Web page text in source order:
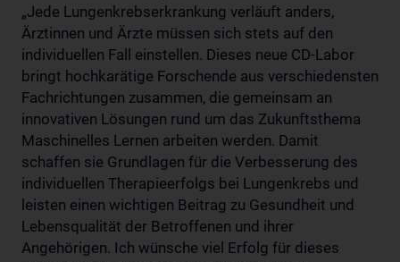
„Jede Lungenkrebserkrankung verläuft anders,
Ärztinnen und Ärzte müssen sich stets auf den
individuellen Fall einstellen. Dieses neue CD-Labor
bringt hochkarätige Forschende aus verschiedensten
Fachrichtungen zusammen, die gemeinsam an
innovativen Lösungen rund um das Zukunftsthema
Maschinelles Lernen arbeiten werden. Damit
schaffen sie Grundlagen für die Verbesserung des
individuellen Therapieerfolgs bei Lungenkrebs und
leisten einen wichtigen Beitrag zu Gesundheit und
Lebensqualität der Betroffenen und ihrer
Angehörigen. Ich wünsche viel Erfolg für dieses